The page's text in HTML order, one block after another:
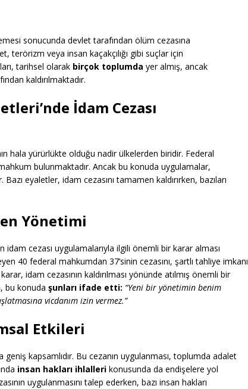
sonucunda devlet tarafından ölüm cezasına
terörizm veya insan kaçakçılığı gibi suçlar için
tarihsel olarak birçok toplumda yer almış, ancak
kaldırılmaktadır.
İdam Cezası
hala yürürlükte olduğu nadir ülkelerden biridir. Federal
bulunmaktadır. Ancak bu konuda uygulamalar,
eyaletler, idam cezasını tamamen kaldırırken, bazıları
Yönetimi
idam cezası uygulamalarıyla ilgili önemli bir karar alması
40 federal mahkumdan 37’sinin cezasını, şartlı tahliye imkanı
idam cezasının kaldırılması yönünde atılmış önemli bir
bu konuda şunları ifade etti: “Yeni bir yönetimin benim
vicdanım izin vermez.”
Etkileri
kapsamlıdır. Bu cezanın uygulanması, toplumda adalet
insan hakları ihlalleri konusunda da endişelere yol
uygulanmasını talep ederken, bazı insan hakları